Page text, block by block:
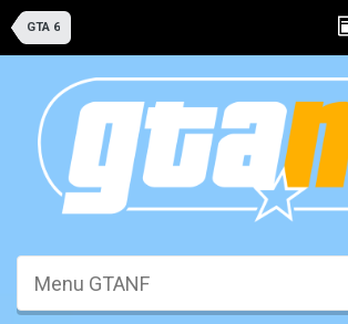
GTA 6
Menu GTANF